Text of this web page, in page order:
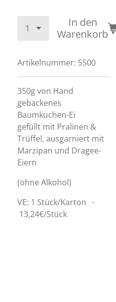
In den
Warenkorb
Artikelnummer: 5500
350g von Hand
gebackenes
Baumkuchen-Ei
gefüllt mit Pralinen &
Trüffel, ausgarniert mit
Marzipan und Dragee-
Eiern
(ohne Alkohol)
VE: 1 Stück/Karton -
13,24€/Stück